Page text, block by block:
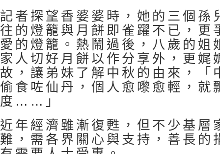
記者探望香婆婆時，她的三個孫
往的燈籠與月餅即雀躍不已，更
愛的燈籠。熱鬧過後，八歲的姐
家人切好月餅以作分享外，更娓
故，讓弟妹了解中秋的由來，「
偷食咗仙丹，個人愈嚟愈輕，就
度……」
近年經濟雖漸復甦，但不少基層
難，需各界關心與支持，善長的